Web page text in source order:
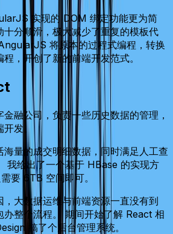
实现的 DOM 绑定功能更为简
十分顺滑，极大减少了重复的模板代
将原本的过程式编程，转换
，开创了新的前端开发范式。
融公司，负责一些历史数据的管理，
发。
量的成交明细数据，同时满足人工查
我给出了一个基于 HBase 的实现方
要 6TB 空间即可。
大数据运维与前端资源一直没有到
办整个流程。 期间开始了解 React 相
搞了个后台管理系统。